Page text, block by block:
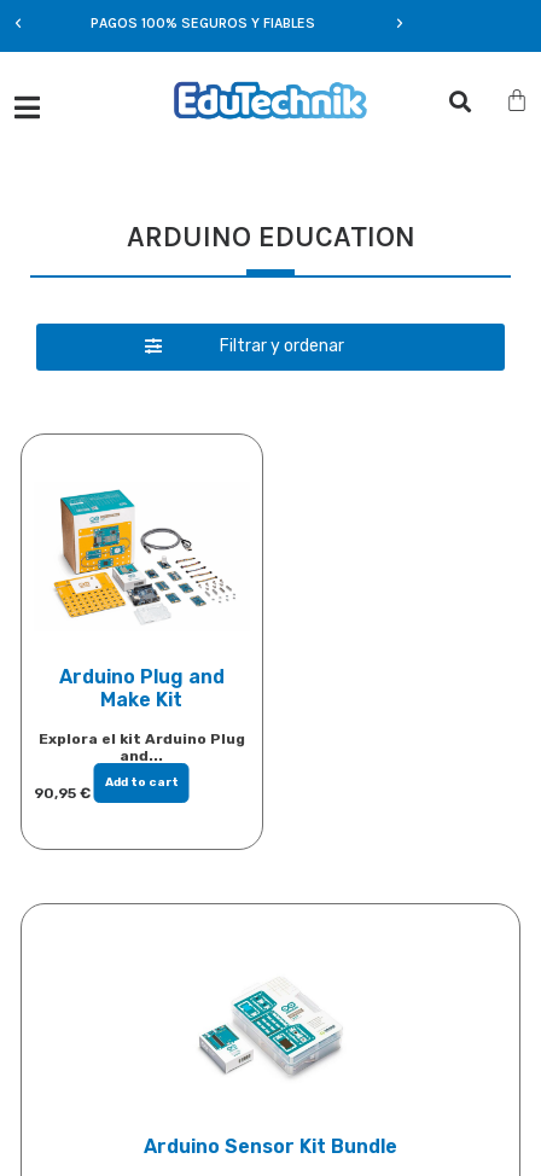
PAGOS 100% SEGUROS Y FIABLES
ARDUINO EDUCATION
Filtrar y ordenar
Arduino Plug and
Make Kit
Explora el kit Arduino Plug
and...
90,95 €
Add to cart
Arduino Sensor Kit Bundle